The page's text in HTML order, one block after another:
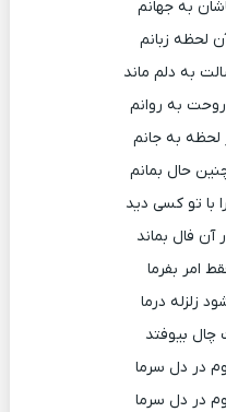
به جهانم
لحظه زبانم
به دلم ماند
به روانم
لحظه به جانم
حال بمانم
با تو کسی دید
آن فال بماند
امر بفرما
زلزله درما
چال بیوفتد
در دل سرما
در دل سرما